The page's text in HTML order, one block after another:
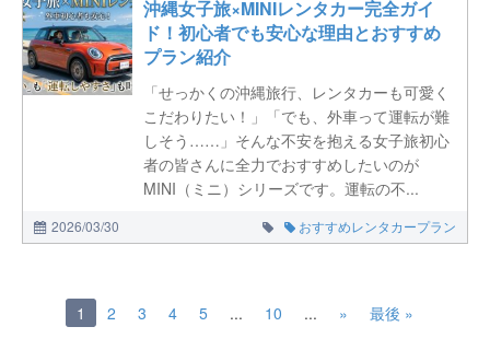
沖縄女子旅×MINIレンタカー完全ガイ
ド！初心者でも安心な理由とおすすめ
プラン紹介
「せっかくの沖縄旅行、レンタカーも可愛く
こだわりたい！」「でも、外車って運転が難
しそう……」そんな不安を抱える女子旅初心
者の皆さんに全力でおすすめしたいのが
MINI（ミニ）シリーズです。運転の不...
2026/03/30 おすすめレンタカープラン
1 2 3 4 5 ... 10 ... » 最後 »